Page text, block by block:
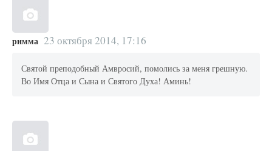
римма 23 октября 2014, 17:16
Святой преподобный Амвросий, помолись за меня грешную.
Во Имя Отца и Сына и Святого Духа! Аминь!